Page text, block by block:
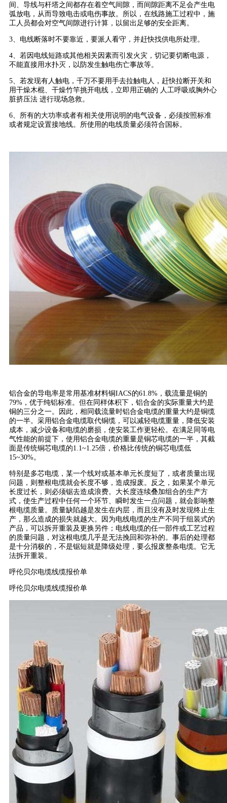
间、导线与杆塔之间都存在着空气间隙，而间隙距离不足会产生电
弧放电，从而导致电击或电伤事故。所以，在线路施工过程中，施
工人员都会对空气间隙进行计算，以留出足够的安全距离。
3、电线断落时不要靠近，要派人看守，并赶快找供电所处理。
4、若因电线短路或其他相关因素而引发火灾，切记要切断电源，
不能直接用水扑灭，以防发生触电伤亡事故等。
5、若发现有人触电，千万不要用手去拉触电人，赶快拉断开关和
用干燥木棍、干燥竹竿挑开电线，立即用正确的 人工呼吸或胸外心
脏挤压法 进行现场急救。
6、所有的大功率或者有相关使用说明的电气设备，必须按照标准
或者规定设置接地线。所使用的电线质量必须符合国标。
铝合金的导电率是常用基准材料铜IACS的61.8%，载流量是铜的
79%，优于纯铝标准。但在同样体积下，铝合金的实际重量大约是
铜的三分之一。因此，相同载流量时铝合金电缆的重量大约是铜缆
的一半。采用铝合金电缆取代铜缆，可以减轻电缆重量，降低安装
成本，减少设备和电缆的磨损，使安装工作更轻松。在满足同等电
气性能的前提下，使用铝合金电缆的重量是铜芯电缆的一半，其截
面是传统铜芯电缆的1.1~1.25倍，价格比传统的铜芯电缆低
15~30%。
特别是多芯电缆，某一个线对或基本单元长度短了，或者质量出现
问题，则整根电缆就会长度不够，造成报废。反之，如果某个单元
长度过长，则必须锯去造成浪费。大长度连续叠加组合的生产方
式，使生产过程中任何一个环节、瞬时发生一点问题，就会影响整
根电缆质量。质量缺陷越是发生在内层，而且没有及时发现终止生
产，那么造成的损失就越大。因为电线电缆的生产不同于组装式的
产品，可以拆开重装及更换另件；电线电缆的任一部件或工艺过程
的质量问题，对这根电缆几乎是无法挽回和弥补的。事后的处理都
是十分消极的，不是锯短就是降级处理，要么报废整条电缆。它无
法拆开重装。
呼伦贝尔电缆线缆报价单
呼伦贝尔电缆线缆报价单